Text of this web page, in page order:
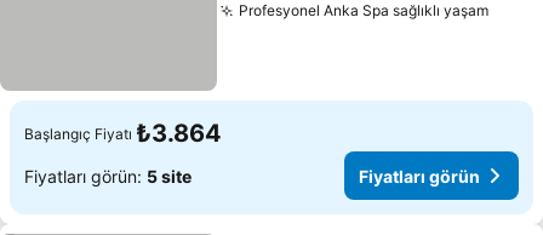
Profesyonel Anka Spa sağlıklı yaşam
Başlangıç Fiyatı ₺3.864
Fiyatları görün: 5 site Fiyatları görün